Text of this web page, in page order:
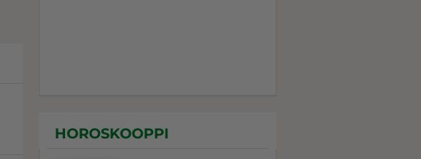
HOROSKOOPPI